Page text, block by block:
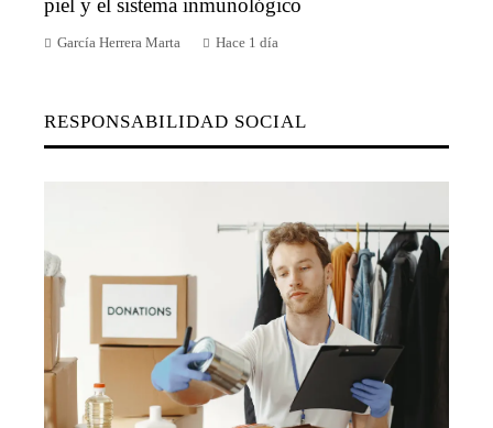
piel y el sistema inmunológico
García Herrera Marta Hace 1 día
RESPONSABILIDAD SOCIAL